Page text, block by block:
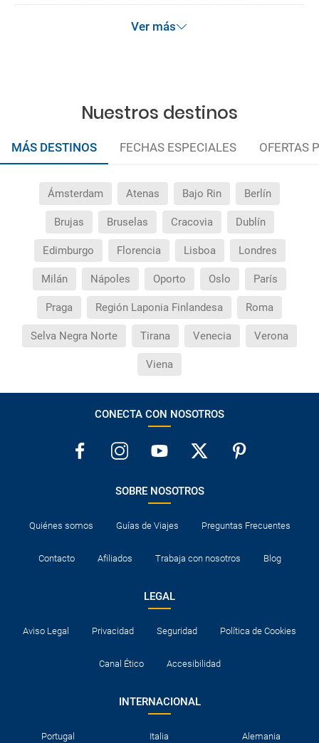
Ver más
Nuestros destinos
MÁS DESTINOS FECHAS ESPECIALES OFERTAS
Ámsterdam Atenas Bajo Rin Berlín
Brujas Bruselas Cracovia Dublín
Edimburgo Florencia Lisboa Londres
Milán Nápoles Oporto Oslo París
Praga Región Laponia Finlandesa Roma
Selva Negra Norte Tirana Venecia Verona
Viena
CONECTA CON NOSOTROS
SOBRE NOSOTROS
Quiénes somos Guías de Viajes Preguntas Frecuentes
Contacto Afiliados Trabaja con nosotros Blog
LEGAL
Aviso Legal Privacidad Seguridad Política de Cookies
Canal Ético Accesibilidad
INTERNACIONAL
Portugal Italia Alemania